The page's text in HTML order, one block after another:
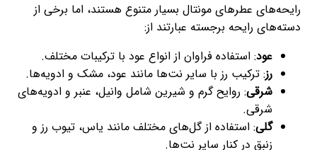
رایحه‌های عطرهای مونتال بسیار متنوع هستند، اما برخی از
دسته‌های رایحه برجسته عبارتند از:
عود: استفاده فراوان از انواع عود با ترکیبات مختلف.
رز: ترکیب رز با سایر نت‌ها مانند عود، مشک و ادویه‌ها.
شرقی: روایح گرم و شیرین شامل وانیل، عنبر و ادویه‌های
شرقی.
گلی: استفاده از گل‌های مختلف مانند یاس، تیوب رز و
زنبق در کنار سایر نت‌ها.